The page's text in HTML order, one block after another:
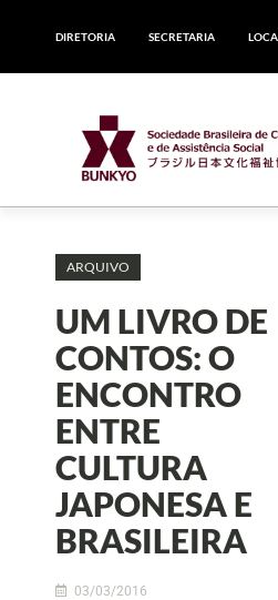
DIRETORIA SECRETARIA
ARQUIVO
UM LIVRO DE
CONTOS: O
ENCONTRO
ENTRE
CULTURA
JAPONESA E
BRASILEIRA
03/03/2016